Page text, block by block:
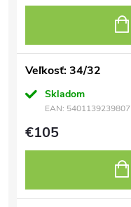
Veľkosť: 34/32
Skladom
EAN: 5401139239807
€105